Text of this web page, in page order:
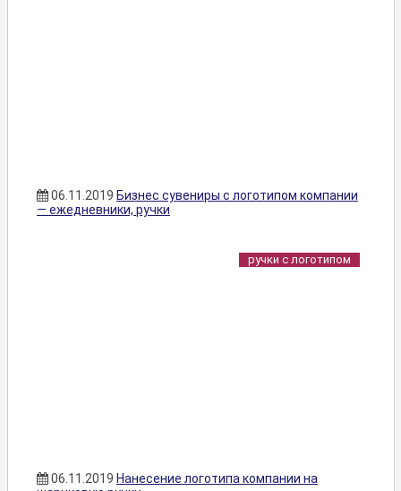
06.11.2019 Бизнес сувениры с логотипом компании
— ежедневники, ручки
ручки с логотипом
06.11.2019 Нанесение логотипа компании на